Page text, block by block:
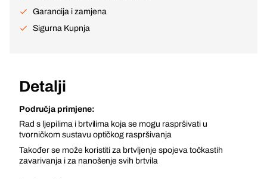
Garancija i zamjena
Sigurna Kupnja
Detalji
Područja primjene:
Rad s ljepilima i brtvilima koja se mogu raspršivati u
tvorničkom sustavu optičkog raspršivanja
Također se može koristiti za brtvljenje spojeva točkastih
zavarivanja i za nanošenje svih brtvila